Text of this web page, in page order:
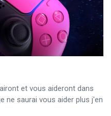
et vous aideront dans
ne saurai vous aider plus j'en